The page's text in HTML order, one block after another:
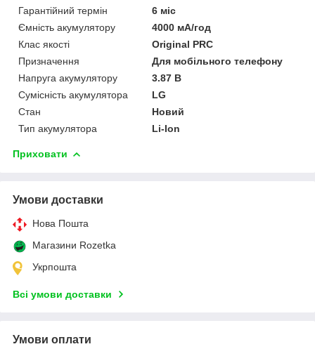
Гарантійний термін
6 міс
Ємність акумулятору
4000 мА/год
Клас якості
Original PRC
Призначення
Для мобільного телефону
Напруга акумулятору
3.87 В
Сумісність акумулятора
LG
Стан
Новий
Тип акумулятора
Li-Ion
Приховати
Умови доставки
Нова Пошта
Магазини Rozetka
Укрпошта
Всі умови доставки
Умови оплати